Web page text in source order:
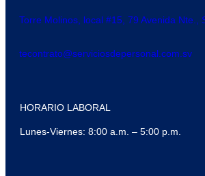
Torre Molinos, local #15, 79 Avenida Nte.,
tecontrato@serviciosdepersonal.com.sv
HORARIO LABORAL
Lunes-Viernes: 8:00 a.m. – 5:00 p.m.